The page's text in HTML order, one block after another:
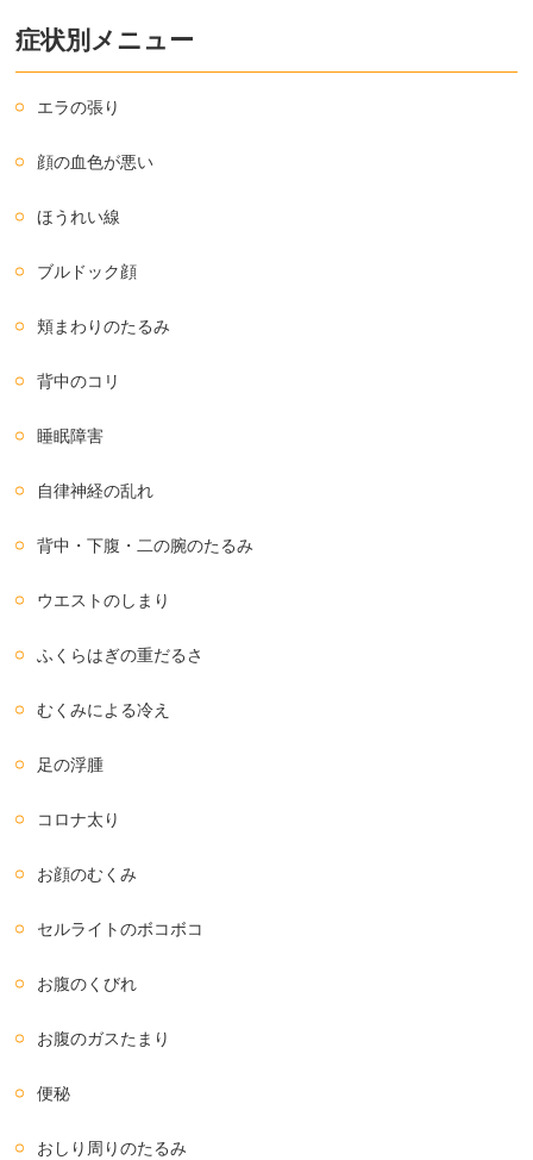
症状別メニュー
エラの張り
顔の血色が悪い
ほうれい線
ブルドック顔
頬まわりのたるみ
背中のコリ
睡眠障害
自律神経の乱れ
背中・下腹・二の腕のたるみ
ウエストのしまり
ふくらはぎの重だるさ
むくみによる冷え
足の浮腫
コロナ太り
お顔のむくみ
セルライトのボコボコ
お腹のくびれ
お腹のガスたまり
便秘
おしり周りのたるみ